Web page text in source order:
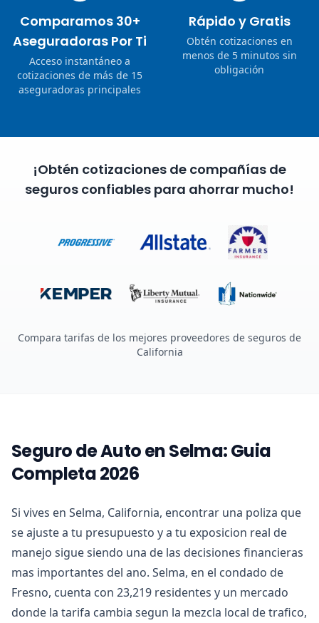
Comparamos 30+
Aseguradoras Por Ti
Acceso instantáneo a
cotizaciones de más de 15
aseguradoras principales
Rápido y Gratis
Obtén cotizaciones en
menos de 5 minutos sin
obligación
¡Obtén cotizaciones de compañías de
seguros confiables para ahorrar mucho!
Compara tarifas de los mejores proveedores de seguros de
California
Seguro de Auto en Selma: Guia
Completa 2026
Si vives en Selma, California, encontrar una poliza que
se ajuste a tu presupuesto y a tu exposicion real de
manejo sigue siendo una de las decisiones financieras
mas importantes del ano. Selma, en el condado de
Fresno, cuenta con 23,219 residentes y un mercado
donde la tarifa cambia segun la mezcla local de trafico,